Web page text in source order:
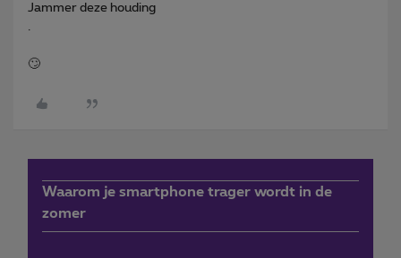
Jammer deze houding
🙄
Waarom je smartphone trager wordt in de
zomer